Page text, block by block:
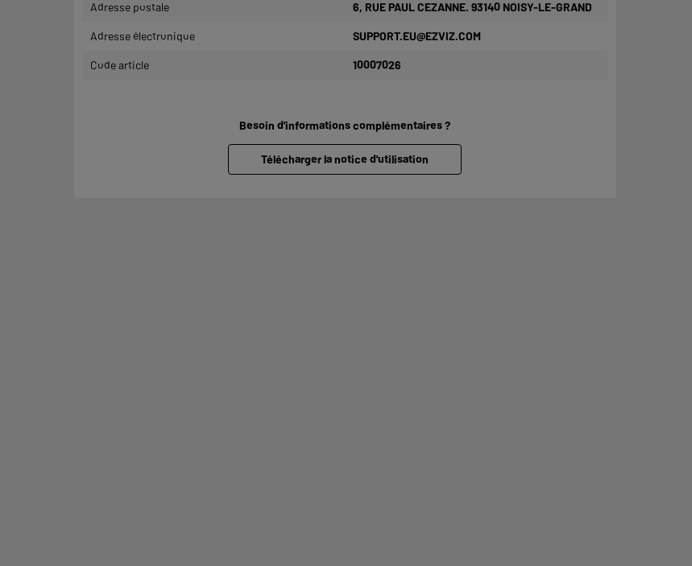
Adresse postale 6, RUE PAUL CEZANNE. 93140 NOISY-LE-GRAND
Adresse électronique SUPPORT.EU@EZVIZ.COM
Code article 10007026
Besoin d'informations complémentaires ?
Télécharger la notice d'utilisation